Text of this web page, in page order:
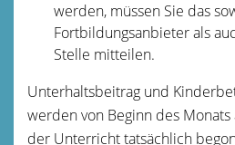
werden, müssen Sie das
Fortbildungsanbieter als
Stelle mitteilen.
Unterhaltsbeitrag und
werden von Beginn des
der Unterricht tatsächlich